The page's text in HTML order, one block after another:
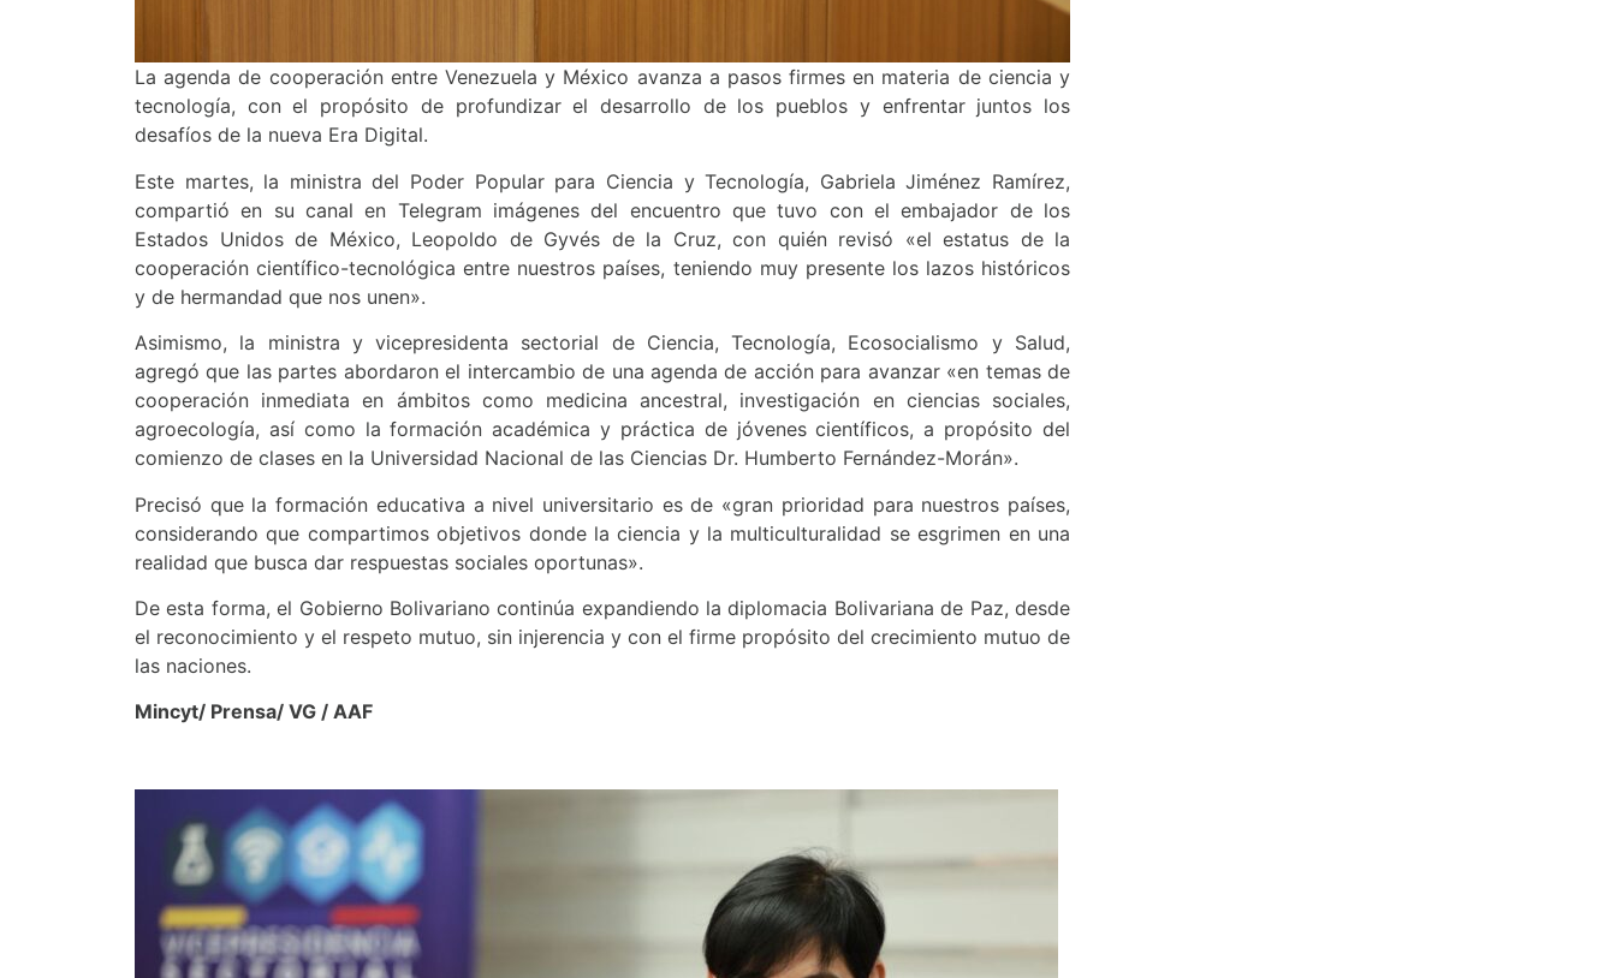
La agenda de cooperación entre Venezuela y México avanza a pasos firmes en materia de ciencia y
tecnología, con el propósito de profundizar el desarrollo de los pueblos y enfrentar juntos los
desafíos de la nueva Era Digital.
Este martes, la ministra del Poder Popular para Ciencia y Tecnología, Gabriela Jiménez Ramírez,
compartió en su canal en Telegram imágenes del encuentro que tuvo con el embajador de los
Estados Unidos de México, Leopoldo de Gyvés de la Cruz, con quién revisó «el estatus de la
cooperación científico-tecnológica entre nuestros países, teniendo muy presente los lazos históricos
y de hermandad que nos unen».
Asimismo, la ministra y vicepresidenta sectorial de Ciencia, Tecnología, Ecosocialismo y Salud,
agregó que las partes abordaron el intercambio de una agenda de acción para avanzar «en temas de
cooperación inmediata en ámbitos como medicina ancestral, investigación en ciencias sociales,
agroecología, así como la formación académica y práctica de jóvenes científicos, a propósito del
comienzo de clases en la Universidad Nacional de las Ciencias Dr. Humberto Fernández-Morán».
Precisó que la formación educativa a nivel universitario es de «gran prioridad para nuestros países,
considerando que compartimos objetivos donde la ciencia y la multiculturalidad se esgrimen en una
realidad que busca dar respuestas sociales oportunas».
De esta forma, el Gobierno Bolivariano continúa expandiendo la diplomacia Bolivariana de Paz, desde
el reconocimiento y el respeto mutuo, sin injerencia y con el firme propósito del crecimiento mutuo de
las naciones.
Mincyt/ Prensa/ VG / AAF